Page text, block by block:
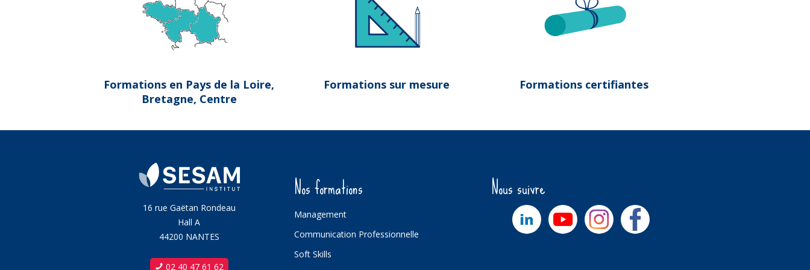
Formations en Pays de la Loire,
Bretagne, Centre
Formations sur mesure Formations certifiantes
16 rue Gaëtan Rondeau
Hall A
44200 NANTES
02 40 47 61 62
Nos formations
Management
Communication Professionnelle
Soft Skills
Nous suivre